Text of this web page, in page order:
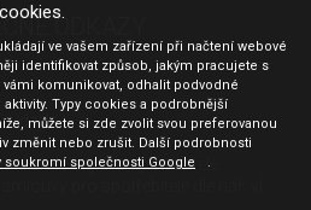
ODKAZY
údajů
smlouvy pro spotřebitele
ve vašem zařízení při načtení webové
identifikovat způsob, jakým pracujete s
komunikovat, odhalit podvodné
Typy cookies a podrobnější
můžete si zde zvolit svou preferovanou
změnit nebo zrušit. Další podrobnosti
soukromí společnosti Google .